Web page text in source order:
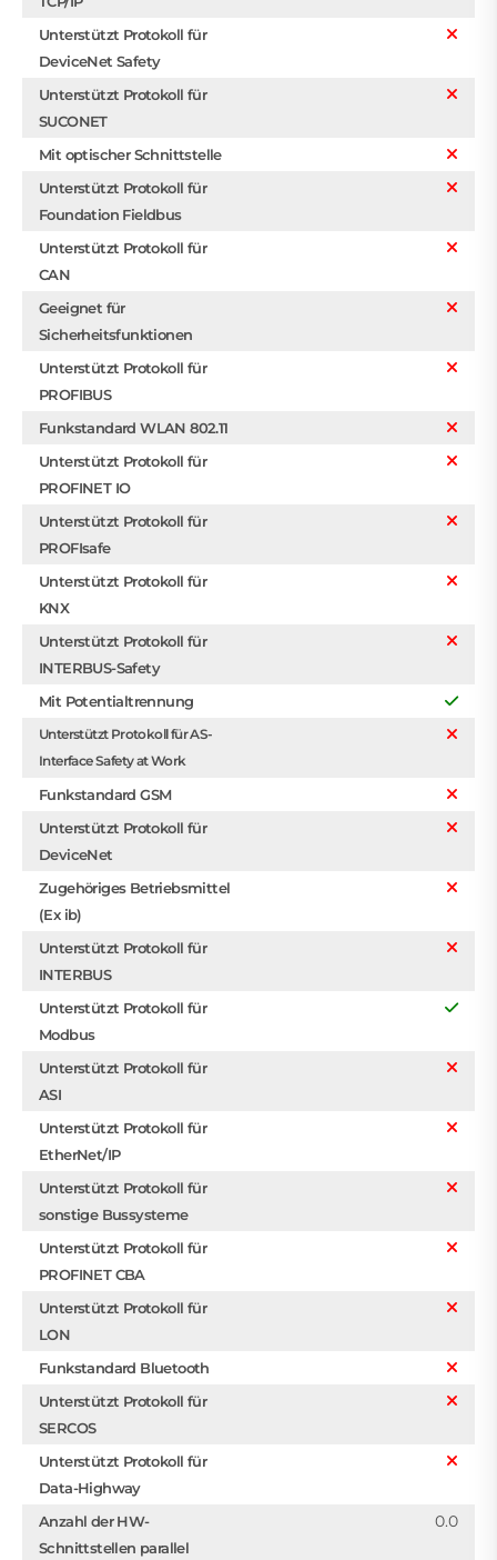
Unterstützt Protokoll für
DeviceNet Safety
Unterstützt Protokoll für
SUCONET
Mit optischer Schnittstelle
Unterstützt Protokoll für
Foundation Fieldbus
Unterstützt Protokoll für
CAN
Geeignet für
Sicherheitsfunktionen
Unterstützt Protokoll für
PROFIBUS
Funkstandard WLAN 802.11
Unterstützt Protokoll für
PROFINET IO
Unterstützt Protokoll für
PROFIsafe
Unterstützt Protokoll für
KNX
Unterstützt Protokoll für
INTERBUS-Safety
Mit Potentialtrennung
Unterstützt Protokoll für AS-
Interface Safety at Work
Funkstandard GSM
Unterstützt Protokoll für
DeviceNet
Zugehöriges Betriebsmittel
(Ex ib)
Unterstützt Protokoll für
INTERBUS
Unterstützt Protokoll für
Modbus
Unterstützt Protokoll für
ASI
Unterstützt Protokoll für
EtherNet/IP
Unterstützt Protokoll für
sonstige Bussysteme
Unterstützt Protokoll für
PROFINET CBA
Unterstützt Protokoll für
LON
Funkstandard Bluetooth
Unterstützt Protokoll für
SERCOS
Unterstützt Protokoll für
Data-Highway
Anzahl der HW-
Schnittstellen parallel
0.0